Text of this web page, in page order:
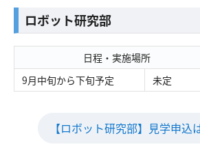
ロボット研究部
日程・実施場所
9月中旬から下旬予定
未定
【ロボット研究部】見学申込